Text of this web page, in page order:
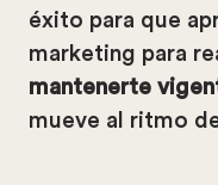
éxito para que
marketing para
mantenerte
mueve al ritmo